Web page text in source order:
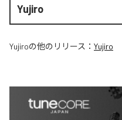
Yujiro
Yujiroの他のリリース： Yujiro